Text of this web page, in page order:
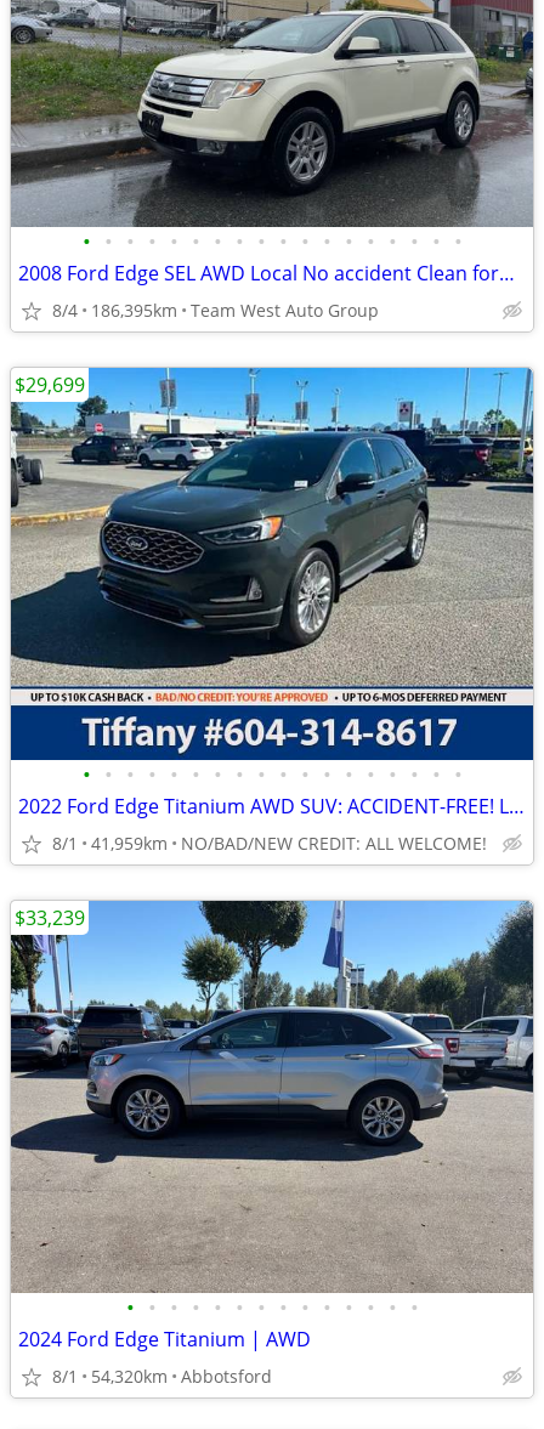
• • • • • • • • • • • • • • • • • •
2008 Ford Edge SEL AWD Local No accident Clean ford edge
8/4 186,395km Team West Auto Group
• • • • • • • • • • • • • • • • • •
2022 Ford Edge Titanium AWD SUV: ACCIDENT-FREE! LOW KMS!
8/1 41,959km NO/BAD/NEW CREDIT: ALL WELCOME!
$29,699
• • • • • • • • • • • • • •
2024 Ford Edge Titanium | AWD
8/1 54,320km Abbotsford
$33,239